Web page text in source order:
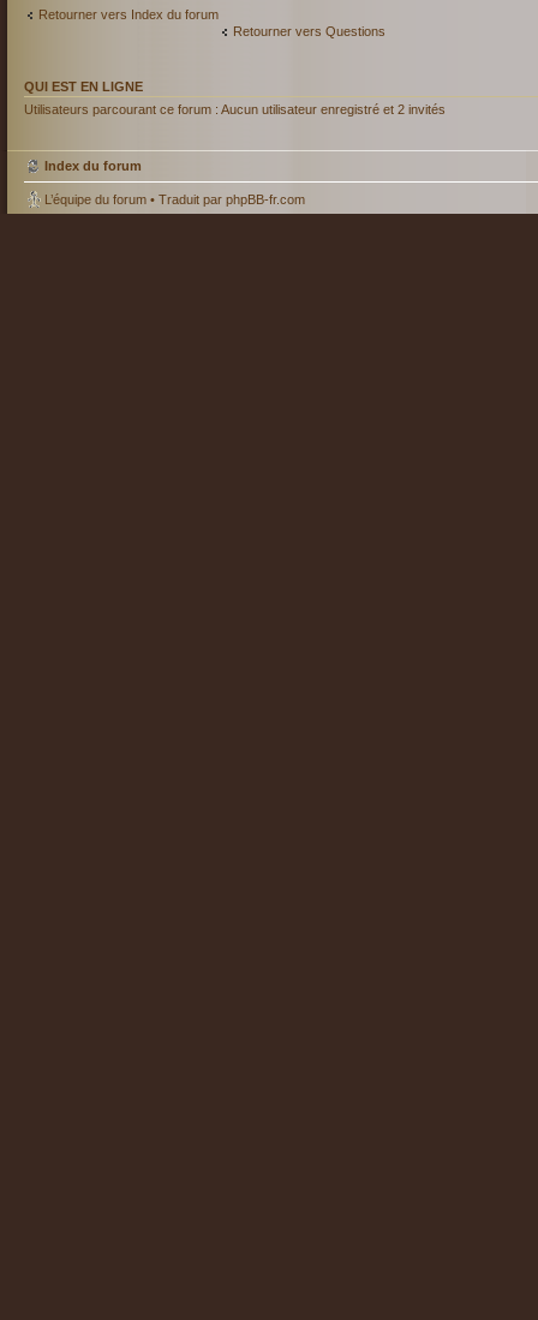
Retourner vers Index du forum
Retourner vers Questions
QUI EST EN LIGNE
Utilisateurs parcourant ce forum : Aucun utilisateur enregistré et 2 invités
Index du forum
L’équipe du forum • Traduit par phpBB-fr.com